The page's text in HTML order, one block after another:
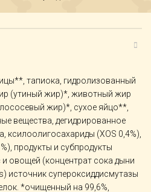
тапиока, гидролизованный
(утиный жир)*, животный жир
жир)*, сухое яйцо**,
вещества, дегидрированное
ксилоолигосахариды (XOS 0,4%),
продукты и субпродукты
овощей (концентрат сока дыни
источник супероксиддисмутазы
*очищенный на 99,6%,